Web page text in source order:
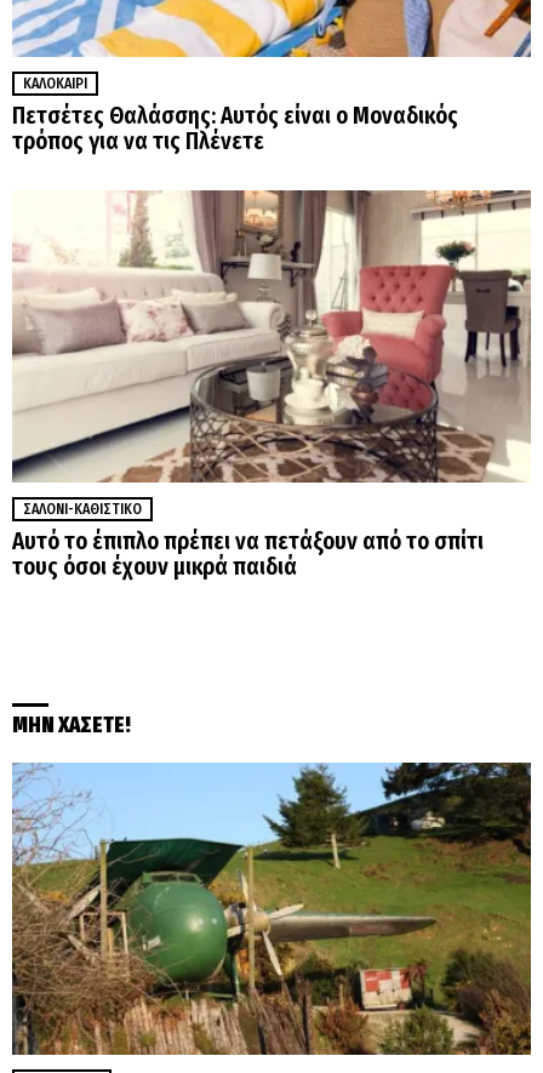
ΚΑΛΟΚΑΊΡΙ
Πετσέτες Θαλάσσης: Αυτός είναι ο Μοναδικός
τρόπος για να τις Πλένετε
ΣΑΛΌΝΙ-ΚΑΘΙΣΤΙΚΌ
Αυτό το έπιπλο πρέπει να πετάξουν από το σπίτι
τους όσοι έχουν μικρά παιδιά
ΜΗΝ ΧΑΣΕΤΕ!